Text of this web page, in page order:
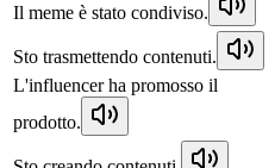
Il meme è stato condiviso.
Sto trasmettendo contenuti.
L'influencer ha promosso il
prodotto.